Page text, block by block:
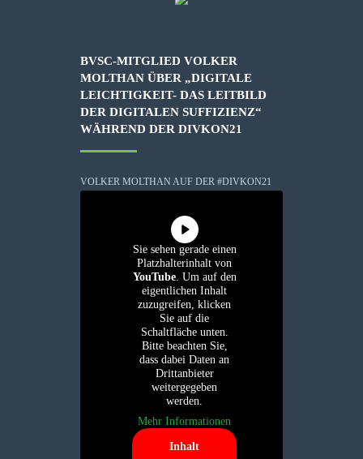
BVSC-MITGLIED VOLKER
MOLTHAN ÜBER „DIGITALE
LEICHTIGKEIT- DAS LEITBILD
DER DIGITALEN SUFFIZIENZ“
WÄHREND DER DIVKON21
VOLKER MOLTHAN AUF DER #DIVKON21
Sie sehen gerade einen
Platzhalterinhalt von
YouTube. Um auf den
eigentlichen Inhalt
zuzugreifen, klicken
Sie auf die
Schaltfläche unten.
Bitte beachten Sie,
dass dabei Daten an
Drittanbieter
weitergegeben
werden.
Mehr Informationen
Inhalt